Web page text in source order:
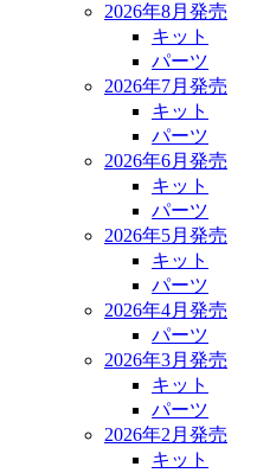
2026年8月発売
キット
パーツ
2026年7月発売
キット
パーツ
2026年6月発売
キット
パーツ
2026年5月発売
キット
パーツ
2026年4月発売
パーツ
2026年3月発売
キット
パーツ
2026年2月発売
キット